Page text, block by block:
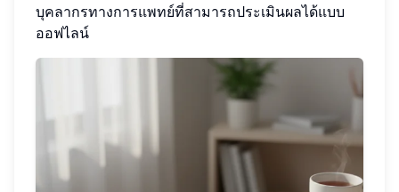
บุคลากรทางการแพทย์ที่สามารถประเมินผลได้แบบ
ออฟไลน์